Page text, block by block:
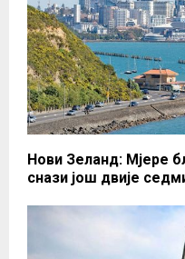
Нови Зеланд: Мјере
снази још двије